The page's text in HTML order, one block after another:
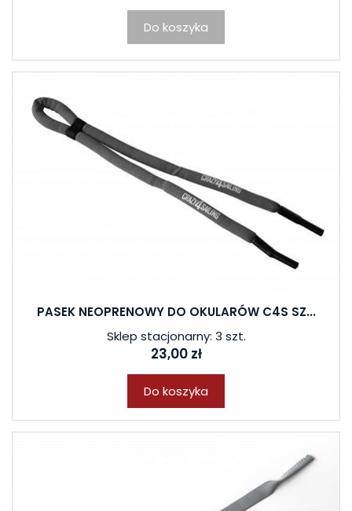
Do koszyka
PASEK NEOPRENOWY DO OKULARÓW C4S SZ...
Sklep stacjonarny: 3 szt.
23,00 zł
Do koszyka